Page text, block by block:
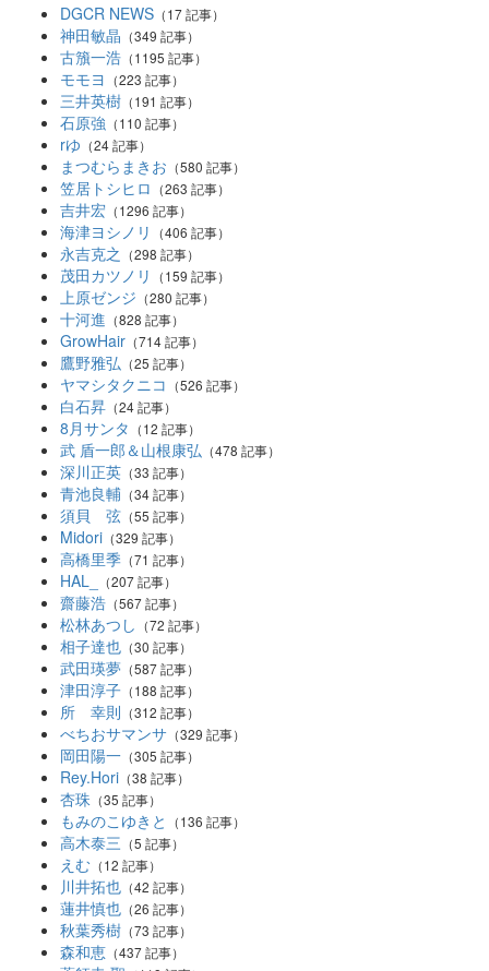
DGCR NEWS （17 記事）
神田敏晶 （349 記事）
古籏一浩 （1195 記事）
モモヨ （223 記事）
三井英樹 （191 記事）
石原強 （110 記事）
rゆ （24 記事）
まつむらまきお （580 記事）
笠居トシヒロ （263 記事）
吉井宏 （1296 記事）
海津ヨシノリ （406 記事）
永吉克之 （298 記事）
茂田カツノリ （159 記事）
上原ゼンジ （280 記事）
十河進 （828 記事）
GrowHair （714 記事）
鷹野雅弘 （25 記事）
ヤマシタクニコ （526 記事）
白石昇 （24 記事）
8月サンタ （12 記事）
武 盾一郎＆山根康弘 （478 記事）
深川正英 （33 記事）
青池良輔 （34 記事）
須貝 弦 （55 記事）
Midori （329 記事）
高橋里季 （71 記事）
HAL_ （207 記事）
齋藤浩 （567 記事）
松林あつし （72 記事）
相子達也 （30 記事）
武田瑛夢 （587 記事）
津田淳子 （188 記事）
所 幸則 （312 記事）
べちおサマンサ （329 記事）
岡田陽一 （305 記事）
Rey.Hori （38 記事）
杏珠 （35 記事）
もみのこゆきと （136 記事）
高木泰三 （5 記事）
えむ （12 記事）
川井拓也 （42 記事）
蓮井慎也 （26 記事）
秋葉秀樹 （73 記事）
森和恵 （437 記事）